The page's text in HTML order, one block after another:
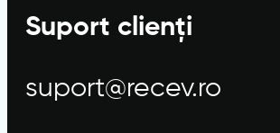
Suport clienți
suport@recev.ro